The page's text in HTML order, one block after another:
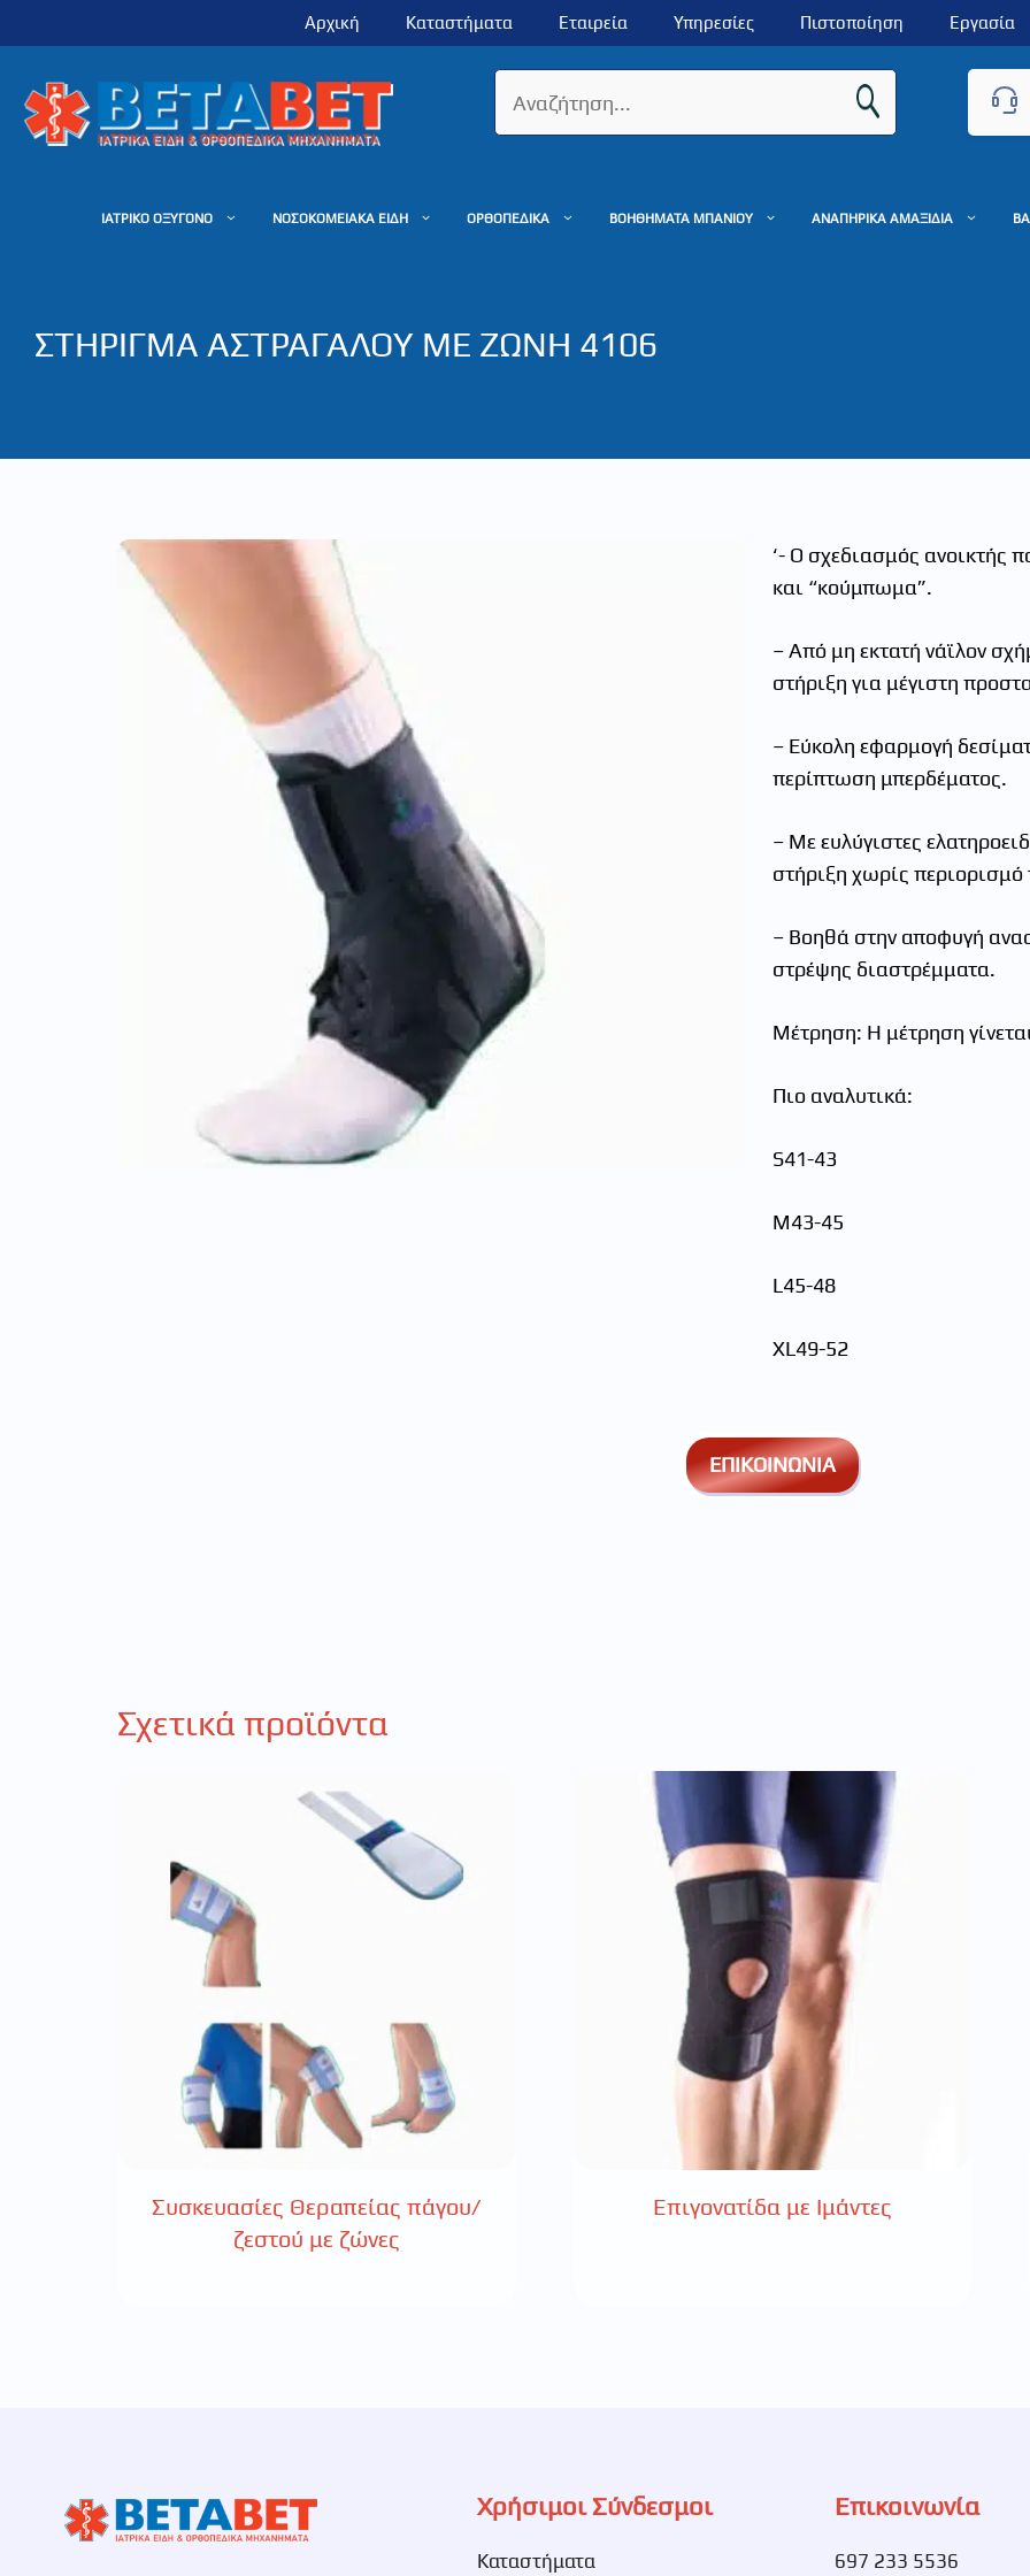
σε
περιεχόμενο
Αρχική Καταστήματα Εταιρεία Υπηρεσίες Πιστοποίηση Εργασία
ΙΑΤΡΙΚΟ ΟΞΥΓΟΝΟ ΝΟΣΟΚΟΜΕΙΑΚΑ ΕΙΔΗ ΟΡΘΟΠΕΔΙΚΑ ΒΟΗΘΗΜΑΤΑ ΜΠΑΝΙΟΥ ΑΝΑΠΗΡΙΚΑ ΑΜΑΞΙΔΙΑ
ΣΤΗΡΙΓΜΑ ΑΣΤΡΑΓΑΛΟΥ ΜΕ ΖΩΝΗ 4106
‘- Ο σχεδιασμός ανοικτής
και “κούμπωμα”.
– Από μη εκτατή νάϊλον
στήριξη για μέγιστη
– Εύκολη εφαρμογή
περίπτωση μπερδέματος.
– Με ευλύγιστες
στήριξη χωρίς περιορισμό
– Βοηθά στην αποφυγή
στρέψης διαστρέμματα.
Μέτρηση: Η μέτρηση
Πιο αναλυτικά:
S41-43
M43-45
L45-48
XL49-52
ΕΠΙΚΟΙΝΩΝΙΑ
Σχετικά προϊόντα
Συσκευασίες Θεραπείας πάγου/
ζεστού με ζώνες
Επιγονατίδα με Ιμάντες
Χρήσιμοι Σύνδεσμοι
Καταστήματα
Επικοινωνία
697 233 5536